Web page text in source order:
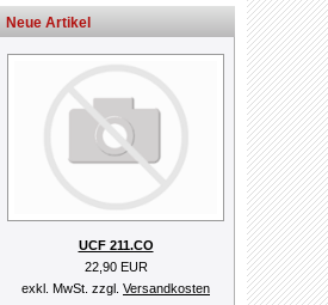
Neue Artikel
UCF 211.CO
22,90 EUR
exkl. MwSt. zzgl. Versandkosten